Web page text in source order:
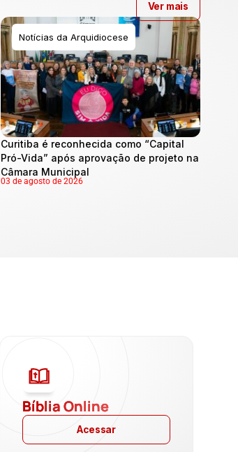
Notícias da Arquidiocese
Curitiba é reconhecida como “Capital
Pró-Vida” após aprovação de projeto na
Câmara Municipal
03 de agosto de 2026
Ver mais
Bíblia Online
Acessar